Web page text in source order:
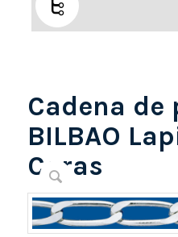
Cadena de
BILBAO
Caras